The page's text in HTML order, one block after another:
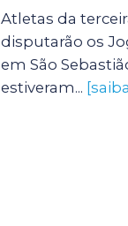
Atletas da
disputarão os
em São
estiveram...